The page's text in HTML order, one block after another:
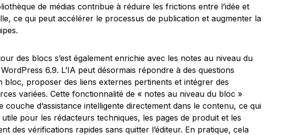
de médias contribue à réduire les frictions entre l’idée et
ce qui peut accélérer le processus de publication et augmenter la
des blocs s’est également enrichie avec les notes au niveau du
6.9. L’IA peut désormais répondre à des questions
bloc, proposer des liens externes pertinents et intégrer des
variées. Cette fonctionnalité de « notes au niveau du bloc »
couche d’assistance intelligente directement dans le contenu, ce qui
pour les rédacteurs techniques, les pages de produit et les
des vérifications rapides sans quitter l’éditeur. En pratique, cela